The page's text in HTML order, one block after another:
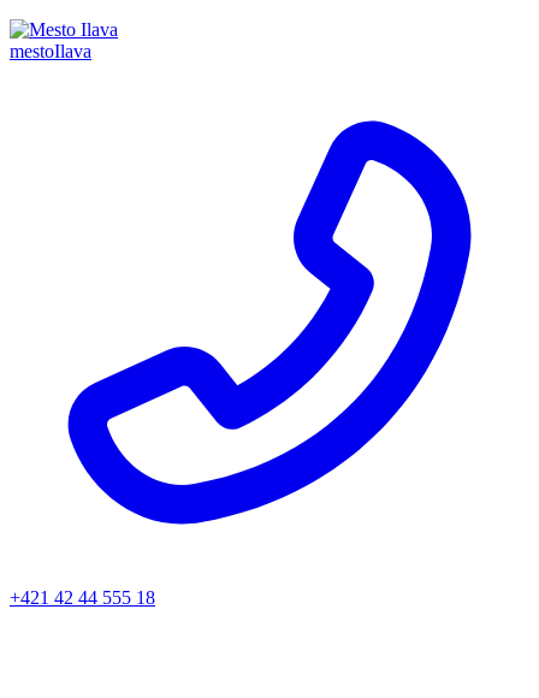
mestoIlava
+421 42 44 555 18